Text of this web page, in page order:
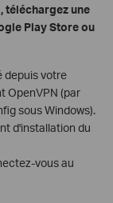
téléchargez une
Play Store ou
depuis votre
OpenVPN (par
sous Windows).
d'installation du
vous au